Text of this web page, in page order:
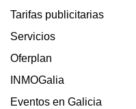
Tarifas publicitarias
Servicios
Oferplan
INMOGalia
Eventos en Galicia